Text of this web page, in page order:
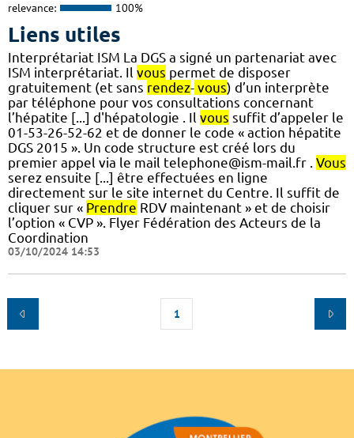
relevance: 100%
Liens utiles
Interprétariat ISM La DGS a signé un partenariat avec
ISM interprétariat. Il vous permet de disposer
gratuitement (et sans rendez- vous) d’un interprète
par téléphone pour vos consultations concernant
l’hépatite [...] d'hépatologie . Il vous suffit d’appeler le
01-53-26-52-62 et de donner le code « action hépatite
DGS 2015 ». Un code structure est créé lors du
premier appel via le mail telephone@ism-mail.fr . Vous
serez ensuite [...] être effectuées en ligne
directement sur le site internet du Centre. Il suffit de
cliquer sur « Prendre RDV maintenant » et de choisir
l’option « CVP ». Flyer Fédération des Acteurs de la
Coordination
03/10/2024 14:53
1